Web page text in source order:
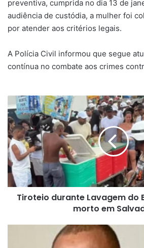
preventiva, cumprida no dia 13 de
audiência de custódia, a mulher foi
por atender aos critérios legais.
A Polícia Civil informou que segue
contínua no combate aos crimes
Tiroteio
durante
Lavagem
do
Bonfim
deixa
um
morto
em
Salvador
Tiroteio durante Lavagem do
morto em